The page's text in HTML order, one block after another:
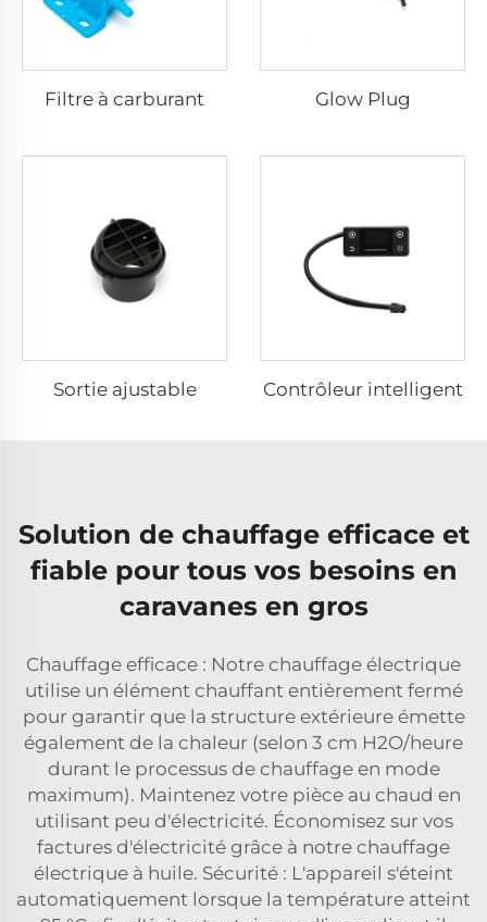
Filtre à carburant Glow Plug
Sortie ajustable Contrôleur intelligent
Solution de chauffage efficace et
fiable pour tous vos besoins en
caravanes en gros
Chauffage efficace : Notre chauffage électrique
utilise un élément chauffant entièrement fermé
pour garantir que la structure extérieure émette
également de la chaleur (selon 3 cm H2O/heure
durant le processus de chauffage en mode
maximum). Maintenez votre pièce au chaud en
utilisant peu d'électricité. Économisez sur vos
factures d'électricité grâce à notre chauffage
électrique à huile. Sécurité : L'appareil s'éteint
automatiquement lorsque la température atteint